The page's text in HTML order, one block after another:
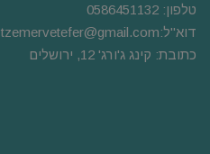
טלפון: 0586451132
דוא"ל:
tzemervetefer@gmail.com
כתובת: קינג ג'ורג' 12, ירושלים